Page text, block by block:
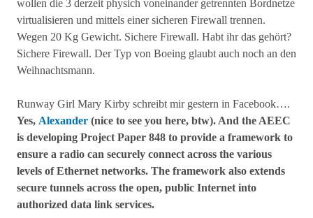
wollen die 3 derzeit physich voneinander getrennten Bordnetze
virtualisieren und mittels einer sicheren Firewall trennen.
Wegen 20 Kg Gewicht. Sichere Firewall. Habt ihr das gehört?
Sichere Firewall. Der Typ von Boeing glaubt auch noch an den
Weihnachtsmann.
Runway Girl Mary Kirby schreibt mir gestern in Facebook….
Yes, Alexander (nice to see you here, btw). And the AEEC
is developing Project Paper 848 to provide a framework to
ensure a radio can securely connect across the various
levels of Ethernet networks. The framework also extends
secure tunnels across the open, public Internet into
authorized data link services.